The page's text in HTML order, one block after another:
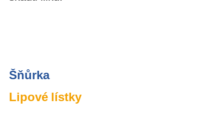
Šňůrka
Lipové lístky